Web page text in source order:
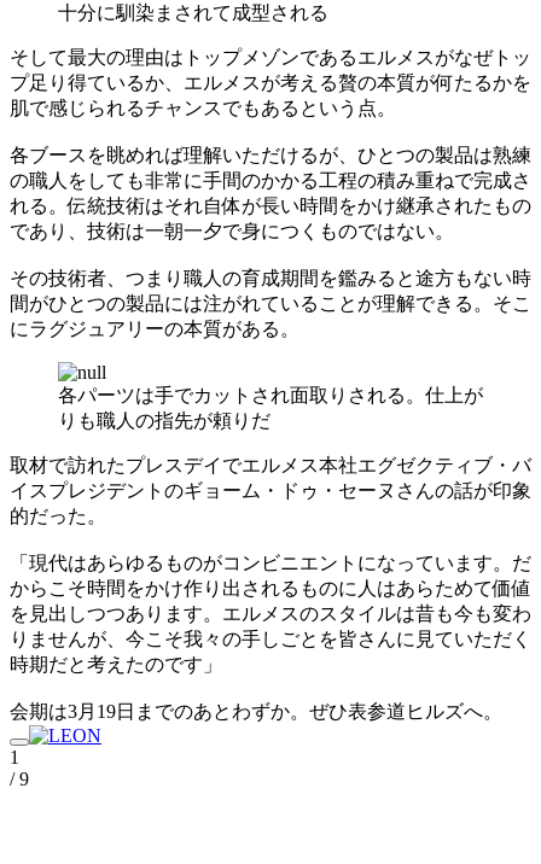
十分に馴染まされて成型される
そして最大の理由はトップメゾンであるエルメスがなぜトッ
プ足り得ているか、エルメスが考える贅の本質が何たるかを
肌で感じられるチャンスでもあるという点。
各ブースを眺めれば理解いただけるが、ひとつの製品は熟練
の職人をしても非常に手間のかかる工程の積み重ねで完成さ
れる。伝統技術はそれ自体が長い時間をかけ継承されたもの
であり、技術は一朝一夕で身につくものではない。
その技術者、つまり職人の育成期間を鑑みると途方もない時
間がひとつの製品には注がれていることが理解できる。そこ
にラグジュアリーの本質がある。
各パーツは手でカットされ面取りされる。仕上が
りも職人の指先が頼りだ
取材で訪れたプレスデイでエルメス本社エグゼクティブ・バ
イスプレジデントのギョーム・ドゥ・セーヌさんの話が印象
的だった。
「現代はあらゆるものがコンビニエントになっています。だ
からこそ時間をかけ作り出されるものに人はあらためて価値
を見出しつつあります。エルメスのスタイルは昔も今も変わ
りませんが、今こそ我々の手しごとを皆さんに見ていただく
時期だと考えたのです」
会期は3月19日までのあとわずか。ぜひ表参道ヒルズへ。
1
/ 9